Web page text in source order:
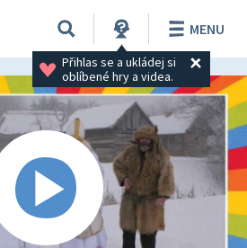
Přihlas se a ukládej si
oblíbené hry a videa.
MENU